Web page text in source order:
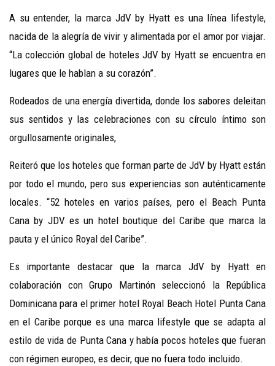
A su entender, la marca JdV by Hyatt es una línea lifestyle,
nacida de la alegría de vivir y alimentada por el amor por viajar.
“La colección global de hoteles JdV by Hyatt se encuentra en
lugares que le hablan a su corazón”.
Rodeados de una energía divertida, donde los sabores deleitan
sus sentidos y las celebraciones con su círculo íntimo son
orgullosamente originales,
Reiteró que los hoteles que forman parte de JdV by Hyatt están
por todo el mundo, pero sus experiencias son auténticamente
locales. “52 hoteles en varios países, pero el Beach Punta
Cana by JDV es un hotel boutique del Caribe que marca la
pauta y el único Royal del Caribe”.
Es importante destacar que la marca JdV by Hyatt en
colaboración con Grupo Martinón seleccionó la República
Dominicana para el primer hotel Royal Beach Hotel Punta Cana
en el Caribe porque es una marca lifestyle que se adapta al
estilo de vida de Punta Cana y había pocos hoteles que fueran
con régimen europeo, es decir, que no fuera todo incluido.